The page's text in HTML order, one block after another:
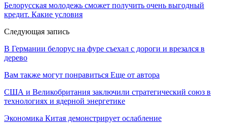
Белорусская молодежь сможет получить очень выгодный
кредит. Какие условия
Следующая запись
В Германии белорус на фуре съехал с дороги и врезался в
дерево
Вам также могут понравиться Еще от автора
США и Великобритания заключили стратегический союз в
технологиях и ядерной энергетике
Экономика Китая демонстрирует ослабление